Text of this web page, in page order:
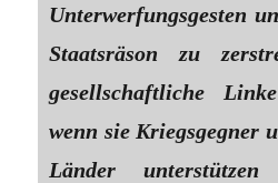
Unterwerfungsgesten
Staatsräson zu
gesellschaftliche
wenn sie Kriegsgegner
Länder